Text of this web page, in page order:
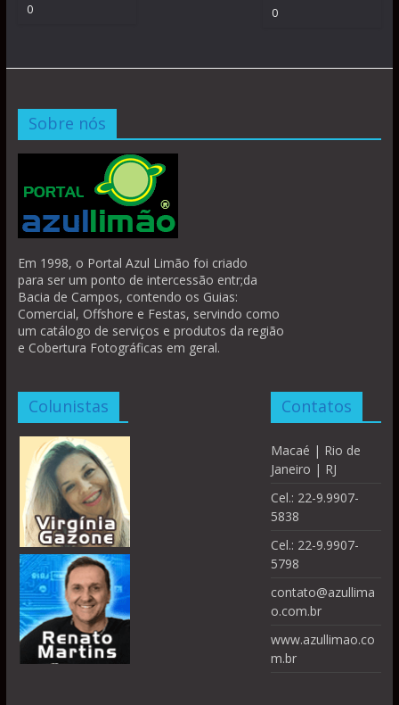
0
0
Sobre nós
Em 1998, o Portal Azul Limão foi criado
para ser um ponto de intercessão entr;da
Bacia de Campos, contendo os Guias:
Comercial, Offshore e Festas, servindo como
um catálogo de serviços e produtos da região
e Cobertura Fotográficas em geral.
Colunistas Contatos
Macaé | Rio de
Janeiro | RJ
Cel.: 22-9.9907-
5838
Cel.: 22-9.9907-
5798
contato@azullima
o.com.br
www.azullimao.co
m.br